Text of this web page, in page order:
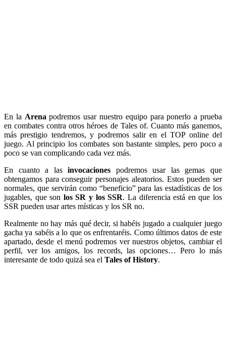
En la Arena podremos usar nuestro equipo para ponerlo a prueba
en combates contra otros héroes de Tales of. Cuanto más ganemos,
más prestigio tendremos, y podremos salir en el TOP online del
juego. Al principio los combates son bastante simples, pero poco a
poco se van complicando cada vez más.
En cuanto a lasinvocaciones podremos usar las gemas que
obtengamos para conseguir personajes aleatorios. Estos pueden ser
normales, que servirán como “beneficio” para las estadísticas de los
jugables, que son los SR y los SSR. La diferencia está en que los
SSR pueden usar artes místicas y los SR no.
Realmente no hay más qué decir, si habéis jugado a cualquier juego
gacha ya sabéis a lo que os enfrentaréis. Como últimos datos de este
apartado, desde el menú podremos ver nuestros objetos, cambiar el
perfil, ver los amigos, los records, las opciones… Pero lo más
interesante de todo quizá sea el Tales of History.